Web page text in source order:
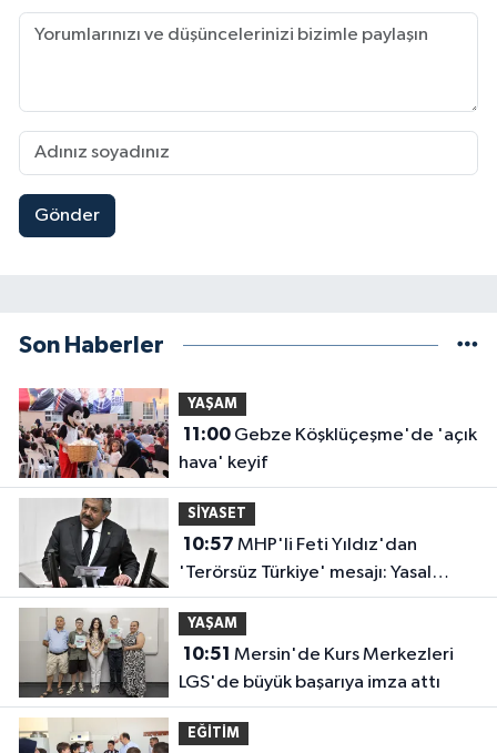
Gönder
Son Haberler
YAŞAM
11:00Gebze Köşklüçeşme'de 'açık
hava' keyif
SİYASET
10:57
'Terörsüz Türkiye' mesajı: Yasal
düzenlemeler kalıcı sonuç üretecek
YAŞAM
10:51
LGS'de büyük başarıya imza attı
EĞİTİM